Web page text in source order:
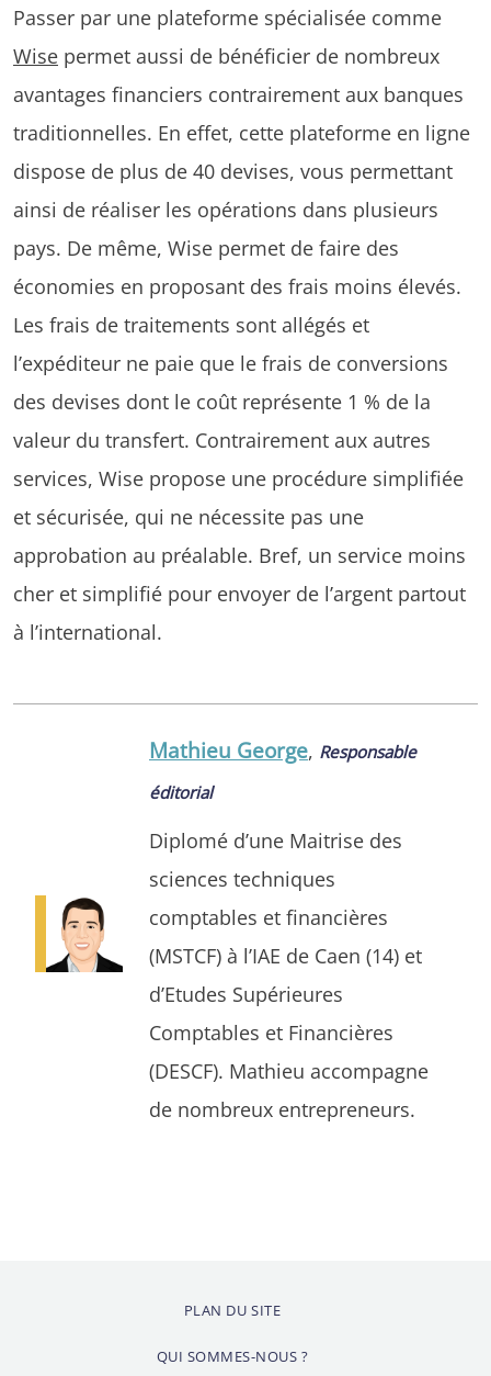
Passer par une plateforme spécialisée comme
Wise permet aussi de bénéficier de nombreux
avantages financiers contrairement aux banques
traditionnelles. En effet, cette plateforme en ligne
dispose de plus de 40 devises, vous permettant
ainsi de réaliser les opérations dans plusieurs
pays. De même, Wise permet de faire des
économies en proposant des frais moins élevés.
Les frais de traitements sont allégés et
l’expéditeur ne paie que le frais de conversions
des devises dont le coût représente 1 % de la
valeur du transfert. Contrairement aux autres
services, Wise propose une procédure simplifiée
et sécurisée, qui ne nécessite pas une
approbation au préalable. Bref, un service moins
cher et simplifié pour envoyer de l’argent partout
à l’international.
Mathieu George, Responsable
éditorial
Diplomé d’une Maitrise des
sciences techniques
comptables et financières
(MSTCF) à l’IAE de Caen (14) et
d’Etudes Supérieures
Comptables et Financières
(DESCF). Mathieu accompagne
de nombreux entrepreneurs.
PLAN DU SITE
QUI SOMMES-NOUS ?